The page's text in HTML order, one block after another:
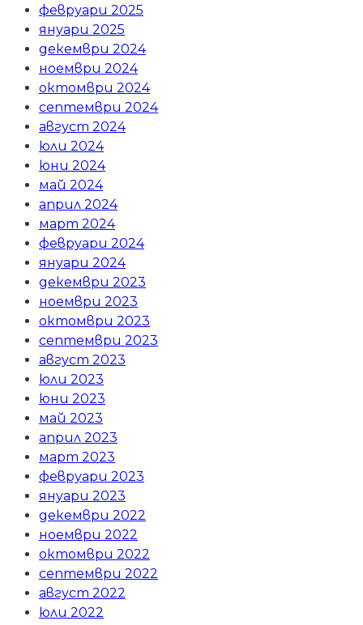
февруари 2025
януари 2025
декември 2024
ноември 2024
октомври 2024
септември 2024
август 2024
юли 2024
юни 2024
май 2024
април 2024
март 2024
февруари 2024
януари 2024
декември 2023
ноември 2023
октомври 2023
септември 2023
август 2023
юли 2023
юни 2023
май 2023
април 2023
март 2023
февруари 2023
януари 2023
декември 2022
ноември 2022
октомври 2022
септември 2022
август 2022
юли 2022